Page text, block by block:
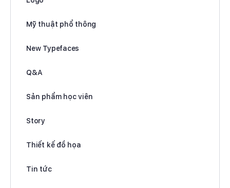
Mỹ thuật phổ thông
New Typefaces
Q&A
Sản phẩm học viên
Story
Thiết kế đồ họa
Tin tức